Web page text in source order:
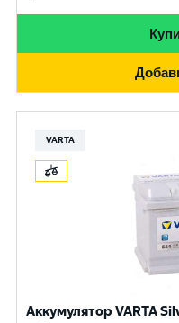
VARTA
Аккумулятор VARTA